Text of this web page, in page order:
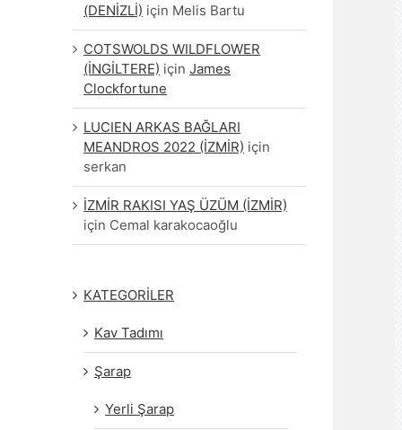
(DENİZLİ) için Melis Bartu
COTSWOLDS WILDFLOWER
(İNGİLTERE) içinJames
Clockfortune
LUCIEN ARKAS BAĞLARI
MEANDROS 2022 (İZMİR) için
serkan
İZMİR RAKISI YAŞ ÜZÜM (İZMİR)
için Cemal karakocaoğlu
KATEGORİLER
Kav Tadımı
Şarap
Yerli Şarap